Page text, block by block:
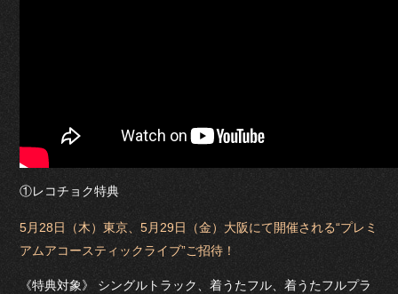
①レコチョク特典
5月28日（木）東京、5月29日（金）大阪にて開催される“プレミ
アムアコースティックライブ”ご招待！
《特典対象》 シングルトラック、着うたフル、着うたフルプラ